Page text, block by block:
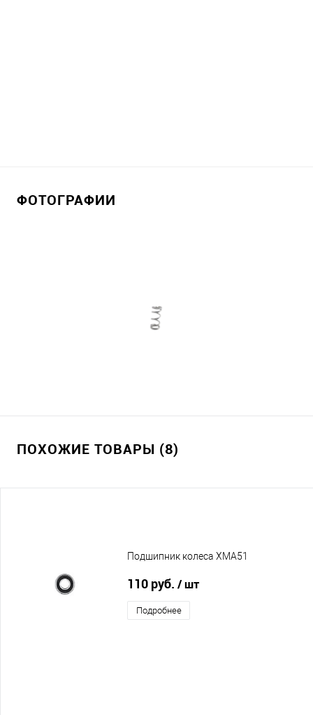
ФОТОГРАФИИ
ПОХОЖИЕ ТОВАРЫ (8)
Подшипник колеса XMA51
110 руб. / шт
Подробнее